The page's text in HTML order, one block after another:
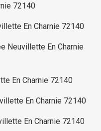
72140
En Charnie 72140
Neuvillette En Charnie
En Charnie 72140
En Charnie 72140
En Charnie 72140